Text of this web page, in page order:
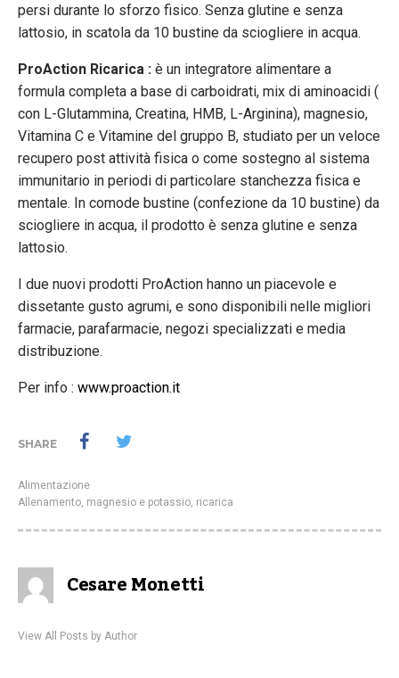
persi durante lo sforzo fisico. Senza glutine e senza
lattosio, in scatola da 10 bustine da sciogliere in acqua.
ProAction Ricarica : è un integratore alimentare a
formula completa a base di carboidrati, mix di aminoacidi (
con L-Glutammina, Creatina, HMB, L-Arginina), magnesio,
Vitamina C e Vitamine del gruppo B, studiato per un veloce
recupero post attività fisica o come sostegno al sistema
immunitario in periodi di particolare stanchezza fisica e
mentale. In comode bustine (confezione da 10 bustine) da
sciogliere in acqua, il prodotto è senza glutine e senza
lattosio.
I due nuovi prodotti ProAction hanno un piacevole e
dissetante gusto agrumi, e sono disponibili nelle migliori
farmacie, parafarmacie, negozi specializzati e media
distribuzione.
Per info : www.proaction.it
SHARE
Alimentazione
Allenamento magnesio e potassio ricarica
Cesare Monetti
View All Posts by Author